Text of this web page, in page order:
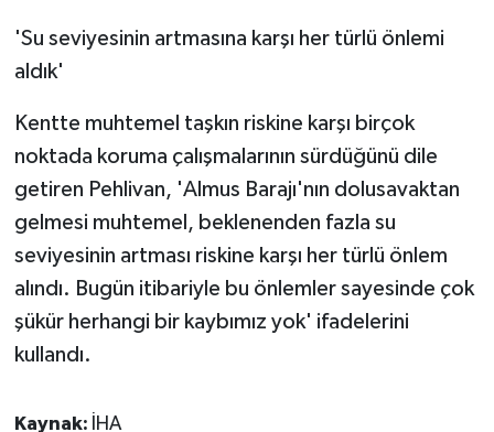
'Su seviyesinin artmasına karşı her türlü önlemi
aldık'
Kentte muhtemel taşkın riskine karşı birçok
noktada koruma çalışmalarının sürdüğünü dile
getiren Pehlivan, 'Almus Barajı'nın dolusavaktan
gelmesi muhtemel, beklenenden fazla su
seviyesinin artması riskine karşı her türlü önlem
alındı. Bugün itibariyle bu önlemler sayesinde çok
şükür herhangi bir kaybımız yok' ifadelerini
kullandı.
Kaynak: İHA